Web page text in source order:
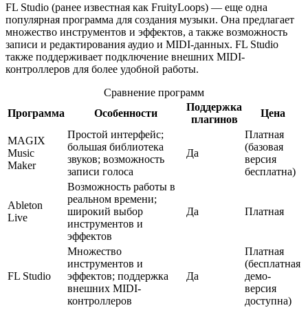
FL Studio (ранее известная как FruityLoops) — еще одна
популярная программа для создания музыки. Она предлагает
множество инструментов и эффектов, а также возможность
записи и редактирования аудио и MIDI-данных. FL Studio
также поддерживает подключение внешних MIDI-
контроллеров для более удобной работы.
Сравнение программ
Программа
Особенности
Поддержка
плагинов
Цена
MAGIX
Music
Maker
Простой интерфейс;
большая библиотека
звуков; возможность
записи голоса
Да
Платная
(базовая
версия
бесплатна)
Ableton
Live
Возможность работы в
реальном времени;
широкий выбор
инструментов и
эффектов
Да Платная
FL Studio
Множество
инструментов и
эффектов; поддержка
внешних MIDI-
контроллеров
Да
Платная
(бесплатная
демо-
версия
доступна)